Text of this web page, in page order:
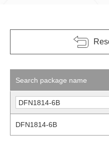
Search package name
DFN1814-6B